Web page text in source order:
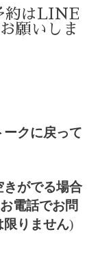
約はLINE
願いしま
ークに戻って
がでる場合
電話でお問
限りません)